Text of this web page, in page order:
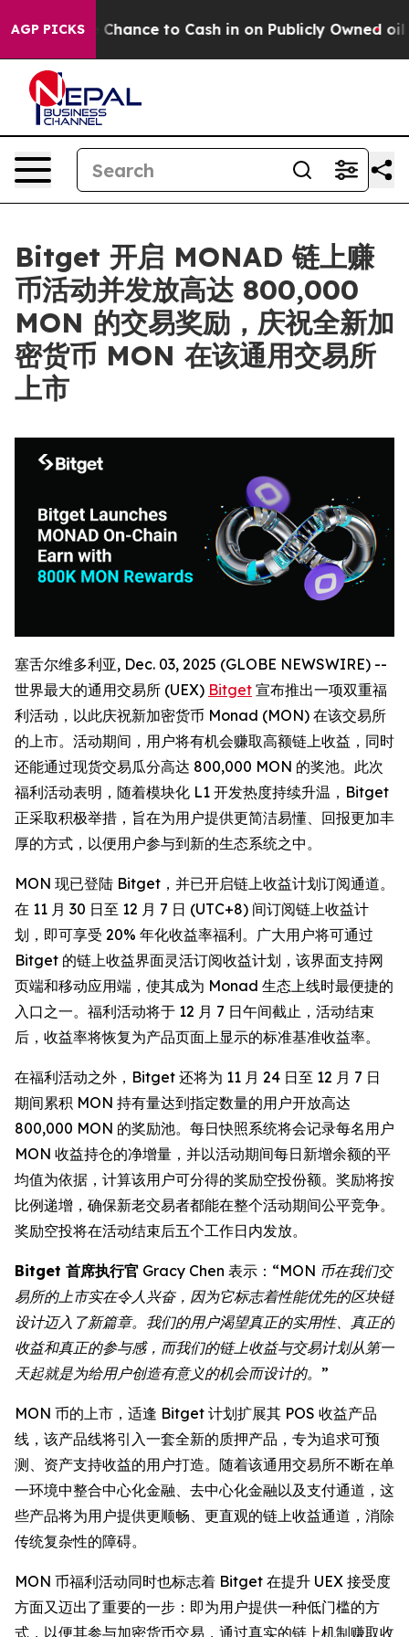
AGP PICKS
— the Chance to Cash in on Publicly Owned oil Five
Bitget 开启 MONAD 链上赚
币活动并发放高达 800,000
MON 的交易奖励，庆祝全新加
密货币 MON 在该通用交易所
上市
塞舌尔维多利亚, Dec. 03, 2025 (GLOBE NEWSWIRE) --
世界最大的通用交易所 (UEX) Bitget 宣布推出一项双重福
利活动，以此庆祝新加密货币 Monad (MON) 在该交易所
的上市。活动期间，用户将有机会赚取高额链上收益，同时
还能通过现货交易瓜分高达 800,000 MON 的奖池。此次
福利活动表明，随着模块化 L1 开发热度持续升温，Bitget
正采取积极举措，旨在为用户提供更简洁易懂、回报更加丰
厚的方式，以便用户参与到新的生态系统之中。
MON 现已登陆 Bitget，并已开启链上收益计划订阅通道。
在 11 月 30 日至 12 月 7 日 (UTC+8) 间订阅链上收益计
划，即可享受 20% 年化收益率福利。广大用户将可通过
Bitget 的链上收益界面灵活订阅收益计划，该界面支持网
页端和移动应用端，使其成为 Monad 生态上线时最便捷的
入口之一。福利活动将于 12 月 7 日午间截止，活动结束
后，收益率将恢复为产品页面上显示的标准基准收益率。
在福利活动之外，Bitget 还将为 11 月 24 日至 12 月 7 日
期间累积 MON 持有量达到指定数量的用户开放高达
800,000 MON 的奖励池。每日快照系统将会记录每名用户
MON 收益持仓的净增量，并以活动期间每日新增余额的平
均值为依据，计算该用户可分得的奖励空投份额。奖励将按
比例递增，确保新老交易者都能在整个活动期间公平竞争。
奖励空投将在活动结束后五个工作日内发放。
Bitget 首席执行官 Gracy Chen 表示： “MON 币在我们交
易所的上市实在令人兴奋，因为它标志着性能优先的区块链
设计迈入了新篇章。我们的用户渴望真正的实用性、真正的
收益和真正的参与感，而我们的链上收益与交易计划从第一
天起就是为给用户创造有意义的机会而设计的。”
MON 币的上市，适逢 Bitget 计划扩展其 POS 收益产品
线，该产品线将引入一套全新的质押产品，专为追求可预
测、资产支持收益的用户打造。随着该通用交易所不断在单
一环境中整合中心化金融、去中心化金融以及支付通道，这
些产品将为用户提供更顺畅、更直观的链上收益通道，消除
传统复杂性的障碍。
MON 币福利活动同时也标志着 Bitget 在提升 UEX 接受度
方面又迈出了重要的一步：即为用户提供一种低门槛的方
式，以便其参与加密货币交易，通过真实的链上机制赚取收